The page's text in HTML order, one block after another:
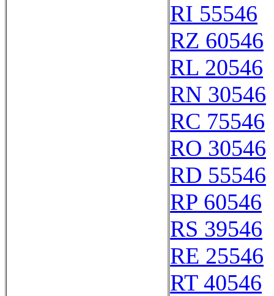
RI 55546
RZ 60546
RL 20546
RN 30546
RC 75546
RO 30546
RD 55546
RP 60546
RS 39546
RE 25546
RT 40546